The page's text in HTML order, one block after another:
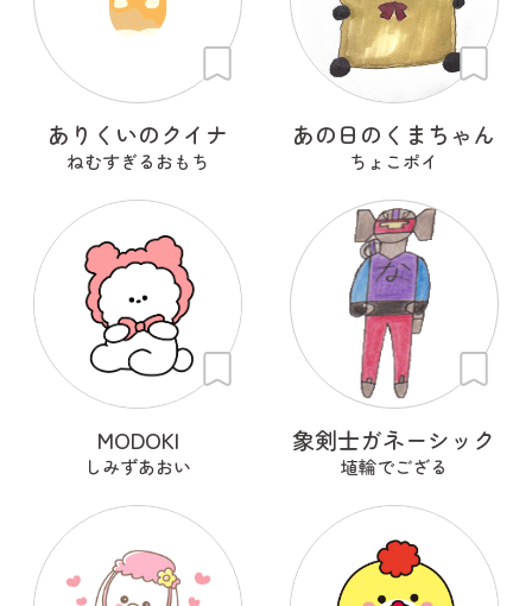
ありくいのクイナ
ねむすぎるおもち
あの日のくまちゃん
ちょこポイ
MODOKI
しみずあおい
象剣士ガネーシック
埴輪でござる